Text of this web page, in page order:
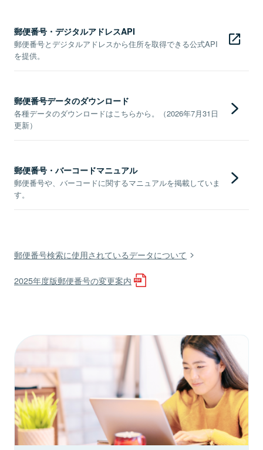
郵便番号・デジタルアドレスAPI
郵便番号とデジタルアドレスから住所を取得できる公式API
を提供。
郵便番号データのダウンロード
各種データのダウンロードはこちらから。（2026年7月31日
更新）
郵便番号・バーコードマニュアル
郵便番号や、バーコードに関するマニュアルを掲載していま
す。
郵便番号検索に使用されているデータについて
2025年度版郵便番号の変更案内